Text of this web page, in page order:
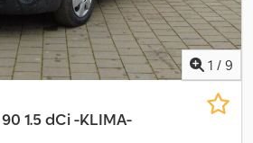
1 / 9
1.5 dCi -KLIMA-